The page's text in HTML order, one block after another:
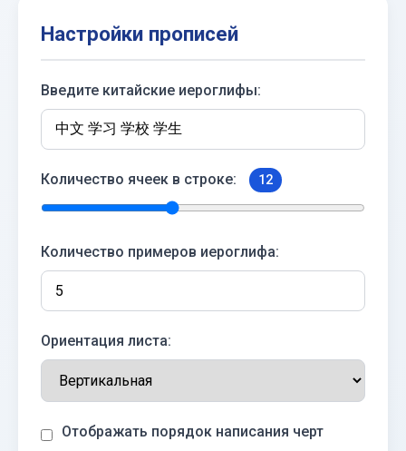
Настройки прописей
Введите китайские иероглифы:
Количество ячеек в строке: 12
Количество примеров иероглифа:
Ориентация листа:
Отображать порядок написания черт